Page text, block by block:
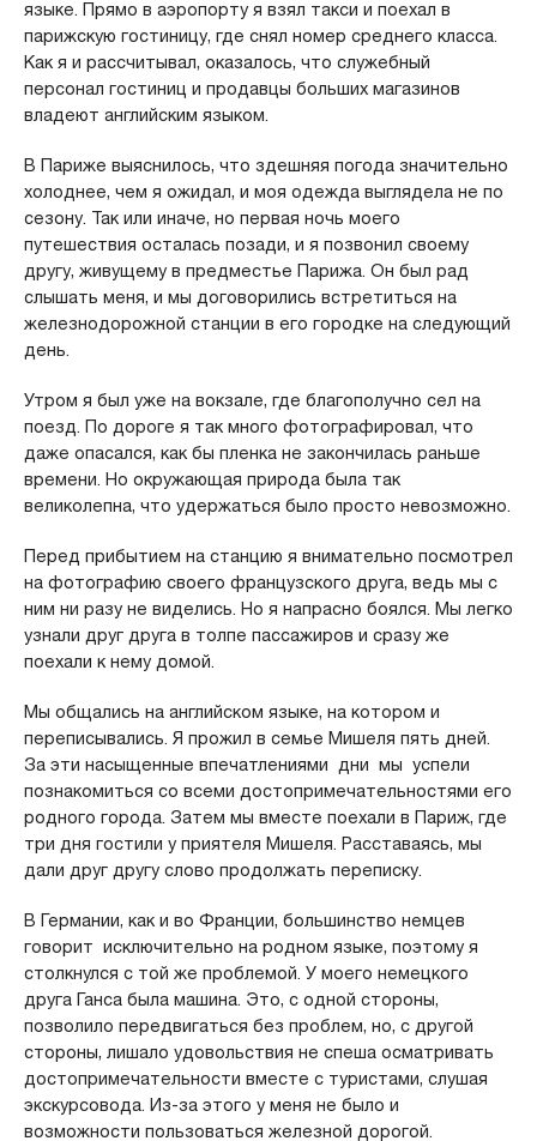
языке. Прямо в аэропорту я взял такси и поехал в
парижскую гостиницу, где снял номер среднего класса.
Как я и рассчитывал, оказалось, что служебный
персонал гостиниц и продавцы больших магазинов
владеют английским языком.
В Париже выяснилось, что здешняя погода значительно
холоднее, чем я ожидал, и моя одежда выглядела не по
сезону. Так или иначе, но первая ночь моего
путешествия осталась позади, и я позвонил своему
другу, живущему в предместье Парижа. Он был рад
слышать меня, и мы договорились встретиться на
железнодорожной станции в его городке на следующий
день.
Утром я был уже на вокзале, где благополучно сел на
поезд. По дороге я так много фотографировал, что
даже опасался, как бы пленка не закончилась раньше
времени. Но окружающая природа была так
великолепна, что удержаться было просто невозможно.
Перед прибытием на станцию я внимательно посмотрел
на фотографию своего французского друга, ведь мы с
ним ни разу не виделись. Но я напрасно боялся. Мы легко
узнали друг друга в толпе пассажиров и сразу же
поехали к нему домой.
Мы общались на английском языке, на котором и
переписывались. Я прожил в семье Мишеля пять дней.
За эти насыщенные впечатлениями дни мы успели
познакомиться со всеми достопримечательностями его
родного города. Затем мы вместе поехали в Париж, где
три дня гостили у приятеля Мишеля. Расставаясь, мы
дали друг другу слово продолжать переписку.
В Германии, как и во Франции, большинство немцев
говорит исключительно на родном языке, поэтому я
столкнулся с той же проблемой. У моего немецкого
друга Ганса была машина. Это, с одной стороны,
позволило передвигаться без проблем, но, с другой
стороны, лишало удовольствия не спеша осматривать
достопримечательности вместе с туристами, слушая
экскурсовода. Из-за этого у меня не было и
возможности пользоваться железной дорогой.